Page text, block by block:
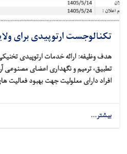
تکنالوجست ارتوپیدی برای
هدف وظیفه: ارائه خدمات ارتوپیدی
تطبیق، ترمیم و نگهداری اعضای مصنوعی
افراد دارای معلولیت جهت بهبود فعالیت‌
بیشتر...
تکنالوجست